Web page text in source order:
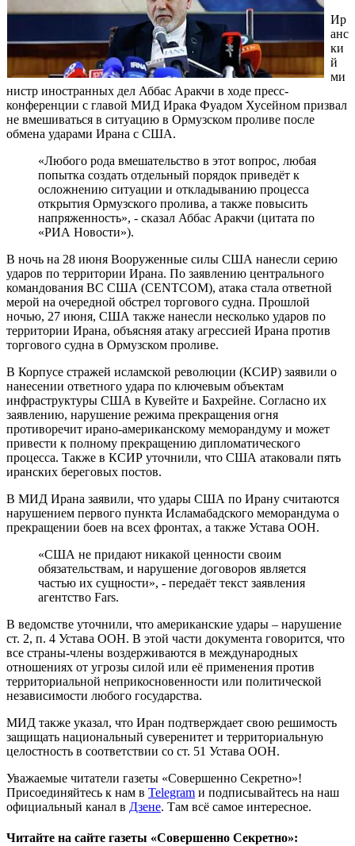
Ир
анс
ки
й
ми
нистр иностранных дел Аббас Аракчи в ходе пресс-
конференции с главой МИД Ирака Фуадом Хусейном призвал
не вмешиваться в ситуацию в Ормузском проливе после
обмена ударами Ирана с США.
«Любого рода вмешательство в этот вопрос, любая
попытка создать отдельный порядок приведёт к
осложнению ситуации и откладыванию процесса
открытия Ормузского пролива, а также повысить
напряженность», - сказал Аббас Аракчи (цитата по
«РИА Новости»).
В ночь на 28 июня Вооруженные силы США нанесли серию
ударов по территории Ирана. По заявлению центрального
командования ВС США (CENTCOM), атака стала ответной
мерой на очередной обстрел торгового судна. Прошлой
ночью, 27 июня, США также нанесли несколько ударов по
территории Ирана, объясняя атаку агрессией Ирана против
торгового судна в Ормузском проливе.
В Корпусе стражей исламской революции (КСИР) заявили о
нанесении ответного удара по ключевым объектам
инфраструктуры США в Кувейте и Бахрейне. Согласно их
заявлению, нарушение режима прекращения огня
противоречит ирано-американскому меморандуму и может
привести к полному прекращению дипломатического
процесса. Также в КСИР уточнили, что США атаковали пять
иранских береговых постов.
В МИД Ирана заявили, что удары США по Ирану считаются
нарушением первого пункта Исламабадского меморандума о
прекращении боев на всех фронтах, а также Устава ООН.
«США не придают никакой ценности своим
обязательствам, и нарушение договоров является
частью их сущности», - передаёт текст заявления
агентство Fars.
В ведомстве уточнили, что американские удары – нарушение
ст. 2, п. 4 Устава ООН. В этой части документа говорится, что
все страны-члены воздерживаются в международных
отношениях от угрозы силой или её применения против
территориальной неприкосновенности или политической
независимости любого государства.
МИД также указал, что Иран подтверждает свою решимость
защищать национальный суверенитет и территориальную
целостность в соответствии со ст. 51 Устава ООН.
Уважаемые читатели газеты «Совершенно Секретно»!
Присоединяйтесь к нам в Telegram и подписывайтесь на наш
официальный канал в Дзене. Там всё самое интересное.
Читайте на сайте газеты «Совершенно Секретно»: